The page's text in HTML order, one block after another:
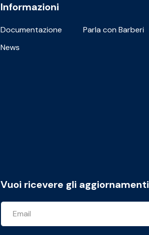
Informazioni
Documentazione
Parla con Barberi
News
Vuoi ricevere gli